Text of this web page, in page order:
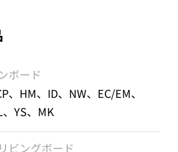
ボード
、HM、ID、NW、EC/EM、
YS、MK
ビングボード